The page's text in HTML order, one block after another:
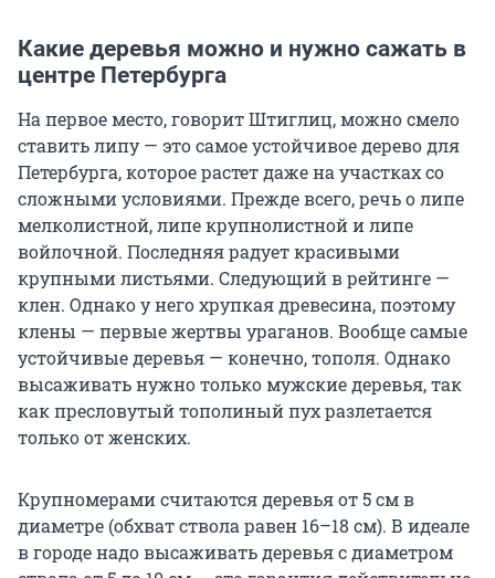
Какие деревья можно и нужно сажать в
центре Петербурга
На первое место, говорит Штиглиц, можно смело
ставить липу — это самое устойчивое дерево для
Петербурга, которое растет даже на участках со
сложными условиями. Прежде всего, речь о липе
мелколистной, липе крупнолистной и липе
войлочной. Последняя радует красивыми
крупными листьями. Следующий в рейтинге —
клен. Однако у него хрупкая древесина, поэтому
клены — первые жертвы ураганов. Вообще самые
устойчивые деревья — конечно, тополя. Однако
высаживать нужно только мужские деревья, так
как пресловутый тополиный пух разлетается
только от женских.
Крупномерами считаются деревья от 5 см в
диаметре (обхват ствола равен 16–18 см). В идеале
в городе надо высаживать деревья с диаметром